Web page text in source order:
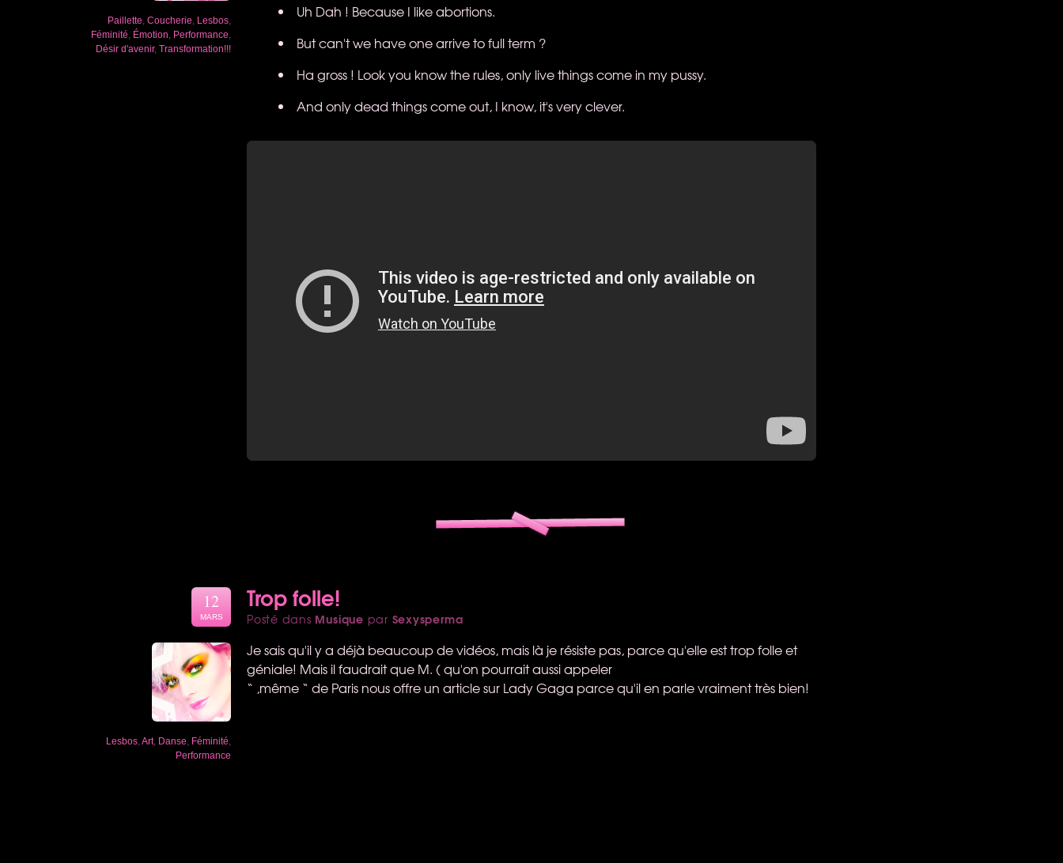
Paillette Coucherie Lesbos
Féminité Émotion Performance
Désir d'avenir, Transformation!!!
Uh Dah ! Because I like abortions.
But can't we have one arrive to full term ?
Ha gross ! Look you know the rules, only live things come in my pussy.
And only dead things come out, I know, it's very clever.
Trop folle!
Posté dans Musique par Sexysperma
12
MARS
Lesbos Art, Danse Féminité
Performance
Je sais qu'il y a déjà beaucoup de vidéos, mais là je résiste pas, parce qu'elle est trop folle et
géniale! Mais il faudrait que M. ( qu'on pourrait aussi appeler
“ ,même “ de Paris nous offre un article sur Lady Gaga parce qu'il en parle vraiment très bien!